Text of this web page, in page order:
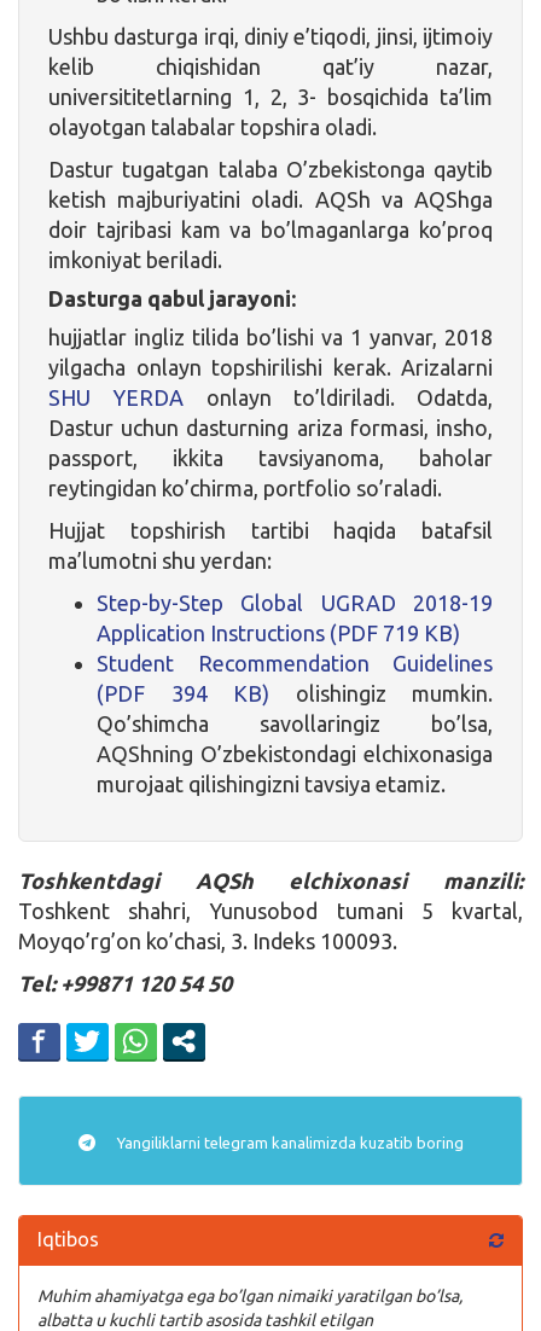
Ushbu dasturga irqi, diniy e’tiqodi, jinsi, ijtimoiy
kelib chiqishidan qat’iy nazar,
universititetlarning 1, 2, 3- bosqichida ta’lim
olayotgan talabalar topshira oladi.
Dastur tugatgan talaba O’zbekistonga qaytib
ketish majburiyatini oladi. AQSh va AQShga
doir tajribasi kam va bo’lmaganlarga ko’proq
imkoniyat beriladi.
Dasturga qabul jarayoni:
hujjatlar ingliz tilida bo’lishi va 1 yanvar, 2018
yilgacha onlayn topshirilishi kerak. Arizalarni
SHU YERDA onlayn to’ldiriladi. Odatda,
Dastur uchun dasturning ariza formasi, insho,
passport, ikkita tavsiyanoma, baholar
reytingidan ko’chirma, portfolio so’raladi.
Hujjat topshirish tartibi haqida batafsil
ma’lumotni shu yerdan:
Step-by-Step Global UGRAD 2018-19
Application Instructions (PDF 719 KB)
Student Recommendation Guidelines
(PDF 394 KB) olishingiz mumkin.
Qo’shimcha savollaringiz bo’lsa,
AQShning O’zbekistondagi elchixonasiga
murojaat qilishingizni tavsiya etamiz.
Toshkentdagi AQSh elchixonasi manzili:
Toshkent shahri, Yunusobod tumani 5 kvartal,
Moyqo’rg’on ko’chasi, 3. Indeks 100093.
Tel: +99871 120 54 50
Yangiliklarni telegram kanalimizda kuzatib boring
Iqtibos
Muhim ahamiyatga ega bo’lgan nimaiki yaratilgan bo’lsa,
albatta u kuchli tartib asosida tashkil etilgan